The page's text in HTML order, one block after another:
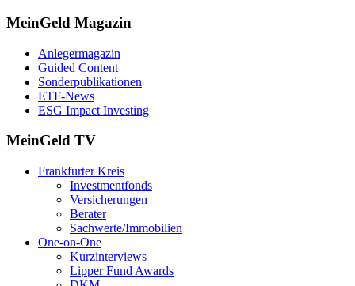
MeinGeld Magazin
Anlegermagazin
Guided Content
Sonderpublikationen
ETF-News
ESG Impact Investing
MeinGeld TV
Frankfurter Kreis
Investmentfonds
Versicherungen
Berater
Sachwerte/Immobilien
One-on-One
Kurzinterviews
Lipper Fund Awards